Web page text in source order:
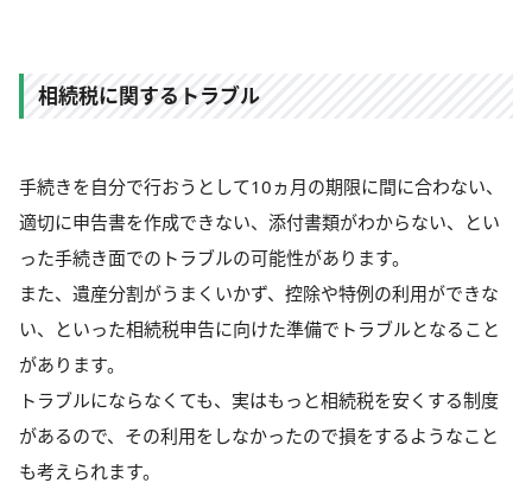
相続税に関するトラブル
手続きを自分で行おうとして10ヵ月の期限に間に合わない、
適切に申告書を作成できない、添付書類がわからない、とい
った手続き面でのトラブルの可能性があります。
また、遺産分割がうまくいかず、控除や特例の利用ができな
い、といった相続税申告に向けた準備でトラブルとなること
があります。
トラブルにならなくても、実はもっと相続税を安くする制度
があるので、その利用をしなかったので損をするようなこと
も考えられます。